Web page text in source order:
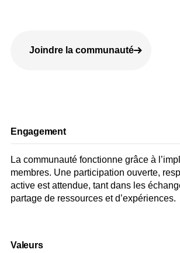
Joindre la communauté
Engagement
La communauté fonctionne grâce à
membres. Une participation ouverte,
active est attendue, tant dans les
partage de ressources et d’expériences.
Valeurs